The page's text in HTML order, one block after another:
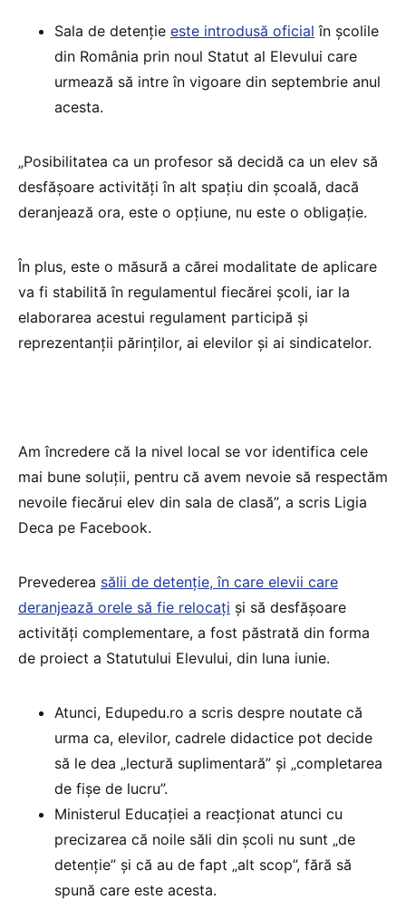
Sala de detenție este introdusă oficial în școlile
din România prin noul Statut al Elevului care
urmează să intre în vigoare din septembrie anul
acesta.
„Posibilitatea ca un profesor să decidă ca un elev să
desfășoare activități în alt spațiu din școală, dacă
deranjează ora, este o opțiune, nu este o obligație.
În plus, este o măsură a cărei modalitate de aplicare
va fi stabilită în regulamentul fiecărei școli, iar la
elaborarea acestui regulament participă și
reprezentanții părinților, ai elevilor și ai sindicatelor.
Am încredere că la nivel local se vor identifica cele
mai bune soluții, pentru că avem nevoie să respectăm
nevoile fiecărui elev din sala de clasă”, a scris Ligia
Deca pe Facebook.
Prevederea sălii de detenție, în care elevii care
deranjează orele să fie relocați și să desfășoare
activități complementare, a fost păstrată din forma
de proiect a Statutului Elevului, din luna iunie.
Atunci, Edupedu.ro a scris despre noutate că
urma ca, elevilor, cadrele didactice pot decide
să le dea „lectură suplimentară” și „completarea
de fișe de lucru”.
Ministerul Educației a reacționat atunci cu
precizarea că noile săli din școli nu sunt „de
detenție” și că au de fapt „alt scop”, fără să
spună care este acesta.